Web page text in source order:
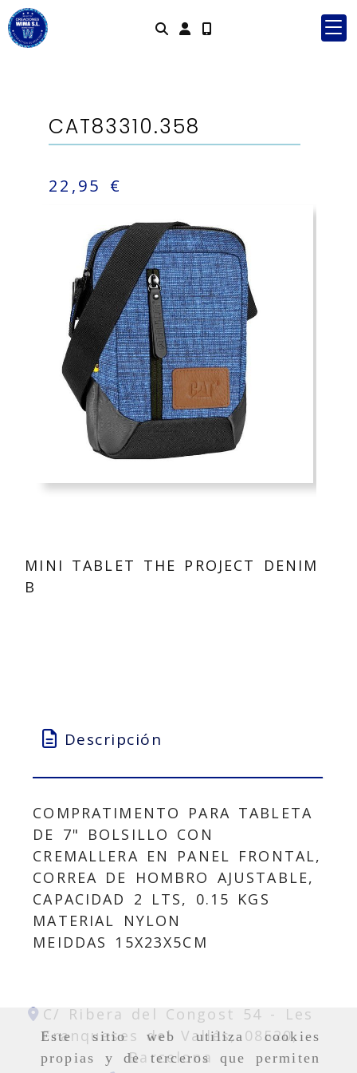
Este sitio web utiliza cookies
propias y de terceros que permiten
Identifícate
CAT83310.358
22,95 €
MINI TABLET THE PROJECT DENIM
B
Descripción
COMPRATIMENTO PARA TABLETA
DE 7" BOLSILLO CON
CREMALLERA EN PANEL FRONTAL,
CORREA DE HOMBRO AJUSTABLE,
CAPACIDAD 2 LTS, 0.15 KGS
MATERIAL NYLON
MEIDDAS 15X23X5CM
C/ Ribera del Congost 54 -
Les
Franqueses del Vallés, 08520,
Barcelona